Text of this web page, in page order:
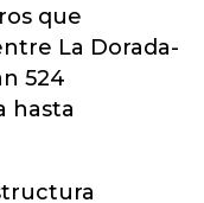
que
La Dorada-
524
hasta